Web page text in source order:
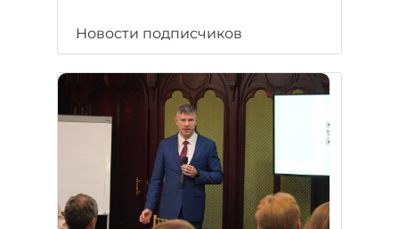
Новости подписчиков